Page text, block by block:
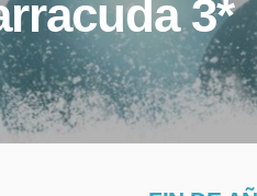
3*